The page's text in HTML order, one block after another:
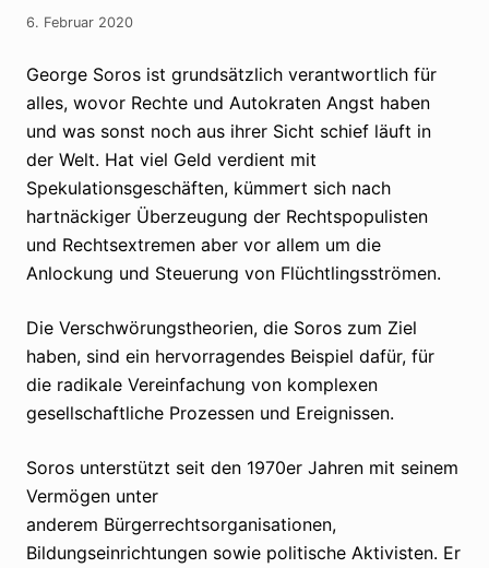
6. Februar 2020
George Soros ist grundsätzlich verantwortlich für
alles, wovor Rechte und Autokraten Angst haben
und was sonst noch aus ihrer Sicht schief läuft in
der Welt. Hat viel Geld verdient mit
Spekulationsgeschäften, kümmert sich nach
hartnäckiger Überzeugung der Rechtspopulisten
und Rechtsextremen aber vor allem um die
Anlockung und Steuerung von Flüchtlingsströmen.
Die Verschwörungstheorien, die Soros zum Ziel
haben, sind ein hervorragendes Beispiel dafür, für
die radikale Vereinfachung von komplexen
gesellschaftliche Prozessen und Ereignissen.
Soros unterstützt seit den 1970er Jahren mit seinem
Vermögen unter
anderem Bürgerrechtsorganisationen,
Bildungseinrichtungen sowie politische Aktivisten. Er